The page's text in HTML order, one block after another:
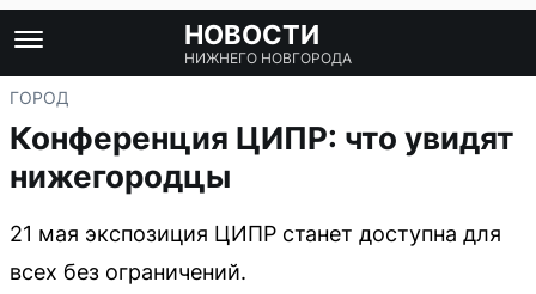
НОВОСТИ
НИЖНЕГО НОВГОРОДА
ГОРОД
Конференция ЦИПР: что увидят
нижегородцы
21 мая экспозиция ЦИПР станет доступна для
всех без ограничений.